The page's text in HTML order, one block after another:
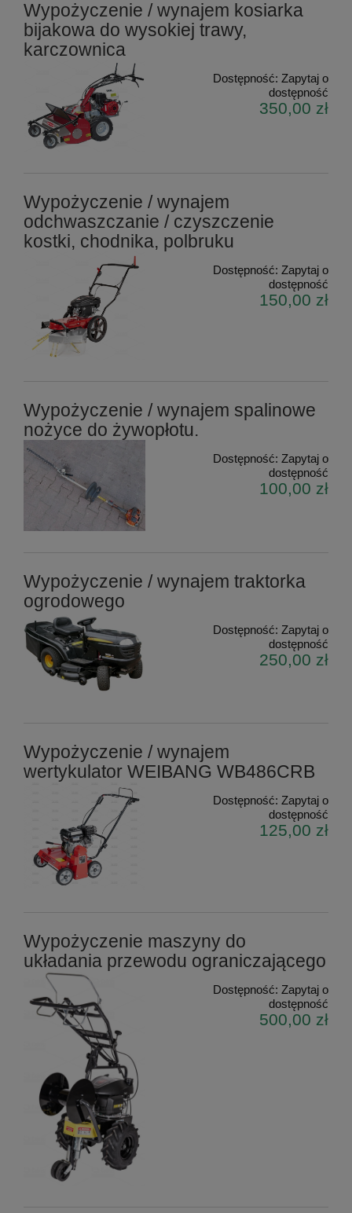
Wypożyczenie / wynajem kosiarka
bijakowa do wysokiej trawy,
karczownica
Dostępność: Zapytaj o
dostępność
350,00 zł
Wypożyczenie / wynajem
odchwaszczanie / czyszczenie
kostki, chodnika, polbruku
Dostępność: Zapytaj o
dostępność
150,00 zł
Wypożyczenie / wynajem spalinowe
nożyce do żywopłotu.
Dostępność: Zapytaj o
dostępność
100,00 zł
Wypożyczenie / wynajem traktorka
ogrodowego
Dostępność: Zapytaj o
dostępność
250,00 zł
Wypożyczenie / wynajem
wertykulator WEIBANG WB486CRB
Dostępność: Zapytaj o
dostępność
125,00 zł
Wypożyczenie maszyny do
układania przewodu ograniczającego
Dostępność: Zapytaj o
dostępność
500,00 zł